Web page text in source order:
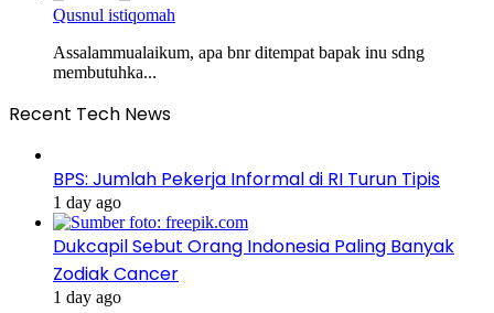
Qusnul istiqomah
Assalammualaikum, apa bnr ditempat bapak inu sdng
membutuhka...
Recent Tech News
BPS: Jumlah Pekerja Informal di RI Turun Tipis
1 day ago
Dukcapil Sebut Orang Indonesia Paling Banyak
Zodiak Cancer
1 day ago